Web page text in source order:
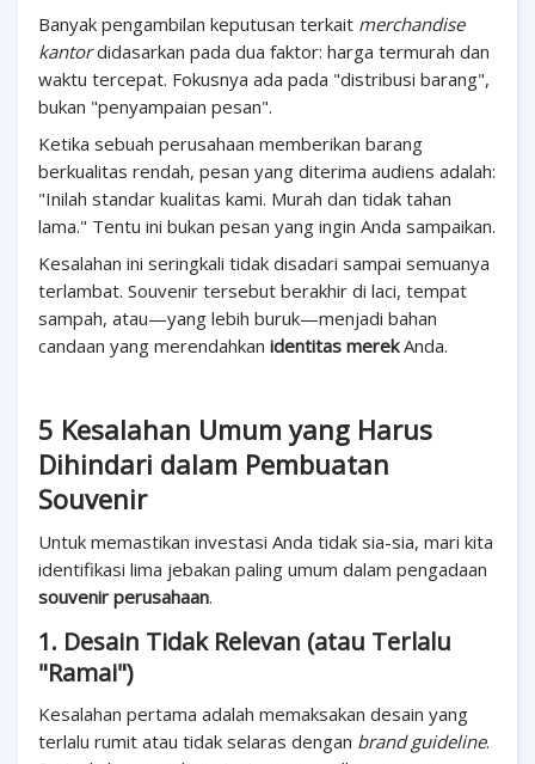
Banyak pengambilan keputusan terkait merchandise
kantordidasarkan pada dua faktor: harga termurah dan
waktu tercepat. Fokusnya ada pada "distribusi barang",
bukan "penyampaian pesan".
Ketika sebuah perusahaan memberikan barang
berkualitas rendah, pesan yang diterima audiens adalah:
"Inilah standar kualitas kami. Murah dan tidak tahan
lama." Tentu ini bukan pesan yang ingin Anda sampaikan.
Kesalahan ini seringkali tidak disadari sampai semuanya
terlambat. Souvenir tersebut berakhir di laci, tempat
sampah, atau—yang lebih buruk—menjadi bahan
candaan yang merendahkan identitas merekAnda.
5 Kesalahan Umum yang Harus
Dihindari dalam Pembuatan
Souvenir
Untuk memastikan investasi Anda tidak sia-sia, mari kita
identifikasi lima jebakan paling umum dalam pengadaan
souvenir perusahaan.
1. Desain Tidak Relevan (atau Terlalu
"Ramai")
Kesalahan pertama adalah memaksakan desain yang
terlalu rumit atau tidak selaras dengan brand guideline.